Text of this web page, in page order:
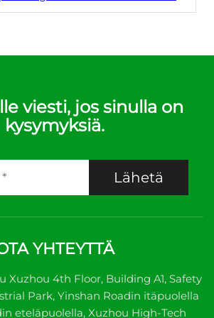
viesti, jos sinulla on
kysymyksiä.
Lähetä
YHTEYTTÄ
Xuzhou 4th Floor, Building A1, Safety
Park, Yinshan Roadin itäpuolella
eteläpuolella, Xuzhou High-Tech